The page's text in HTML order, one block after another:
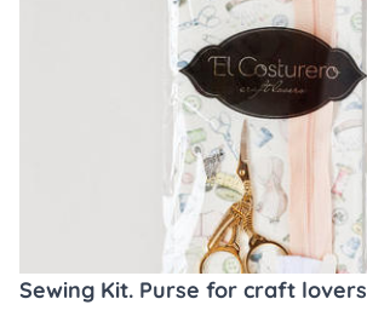
Sewing Kit. Purse for craft lovers